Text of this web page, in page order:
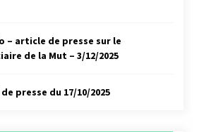
– article de presse sur le
de la Mut – 3/12/2025
presse du 17/10/2025